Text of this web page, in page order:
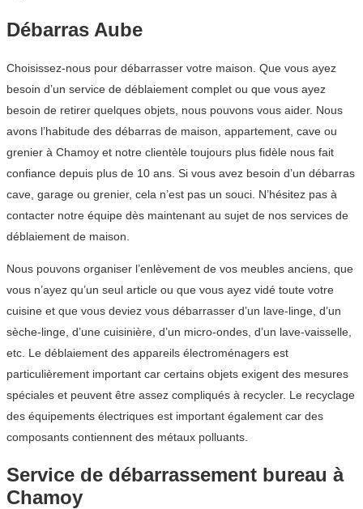
Débarras Aube
Choisissez-nous pour débarrasser votre maison. Que vous ayez
besoin d’un service de déblaiement complet ou que vous ayez
besoin de retirer quelques objets, nous pouvons vous aider. Nous
avons l’habitude des débarras de maison, appartement, cave ou
grenier à Chamoy et notre clientèle toujours plus fidèle nous fait
confiance depuis plus de 10 ans. Si vous avez besoin d’un débarras
cave, garage ou grenier, cela n’est pas un souci. N’hésitez pas à
contacter notre équipe dès maintenant au sujet de nos services de
déblaiement de maison.
Nous pouvons organiser l’enlèvement de vos meubles anciens, que
vous n’ayez qu’un seul article ou que vous ayez vidé toute votre
cuisine et que vous deviez vous débarrasser d’un lave-linge, d’un
sèche-linge, d’une cuisinière, d’un micro-ondes, d’un lave-vaisselle,
etc. Le déblaiement des appareils électroménagers est
particulièrement important car certains objets exigent des mesures
spéciales et peuvent être assez compliqués à recycler. Le recyclage
des équipements électriques est important également car des
composants contiennent des métaux polluants.
Service de débarrassement bureau à
Chamoy